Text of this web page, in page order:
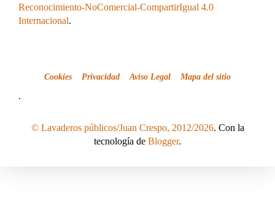
Reconocimiento-NoComercial-CompartirIgual 4.0
Internacional.
Cookies Privacidad Aviso Legal Mapa del sitio
.
© Lavaderos públicos/Juan Crespo, 2012/2026. Con la
tecnología de Blogger.